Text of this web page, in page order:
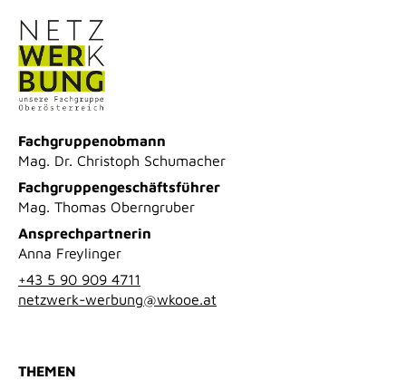
Fachgruppenobmann
Mag. Dr. Christoph Schumacher
Fachgruppengeschäftsführer
Mag. Thomas Oberngruber
Ansprechpartnerin
Anna Freylinger
+43 5 90 909 4711
netzwerk-werbung@wkooe.at
THEMEN